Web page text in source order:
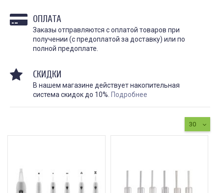
Дата: 28.02.2024
Карбоновый пилинг – это
инновационная
Татуировки - это
ОПЛАТА
Заказы отправляются с оплатой товаров при
получении (с предоплатой за доставку) или по
полной предоплате.
СКИДКИ
В нашем магазине действует накопительная
система скидок до 10%. Подробнее
30